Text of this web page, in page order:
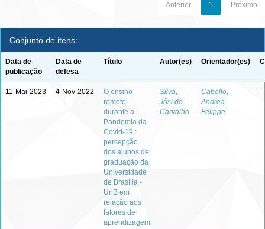
Anterior 1 Próximo
Conjunto de itens:
Data de
publicação
Data de
defesa
Título Autor(es) Orientador(es)
11-Mai-2023 4-Nov-2022
O ensino
remoto
durante a
Pandemia da
Covid-19 :
percepção
dos alunos de
graduação da
Universidade
de Brasília -
UnB em
relação aos
fatores de
aprendizagem
Silva,
Jôsi de
Carvalho
Cabello,
Andrea
Felippe
-